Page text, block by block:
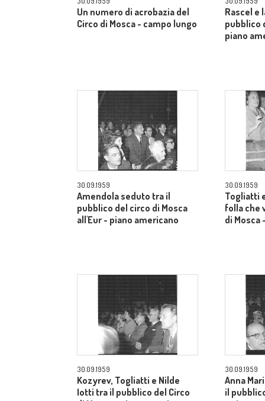
Un numero di acrobazia del
Circo di Mosca - campo lungo
Rascel e
pubblico
piano
30.09.1959
Amendola seduto tra il
pubblico del circo di Mosca
all'Eur - piano americano
30.09.1959
Togliatti
folla che
di Mosca
30.09.1959
Kozyrev, Togliatti e Nilde
Iotti tra il pubblico del Circo
30.09.1959
Anna
il